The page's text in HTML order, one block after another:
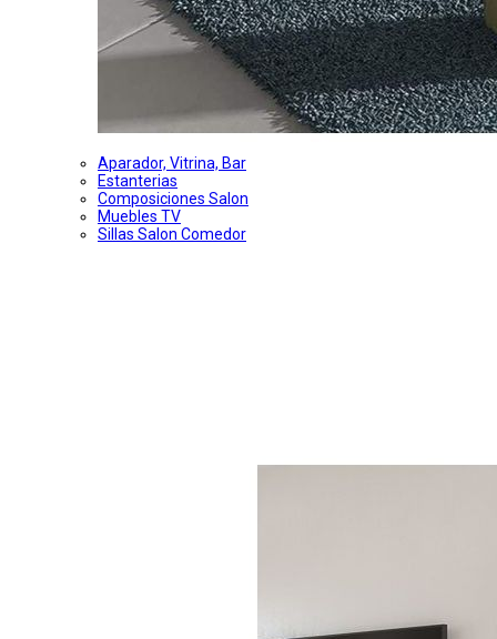
Aparador, Vitrina, Bar
Estanterias
Composiciones Salon
Muebles TV
Sillas Salon Comedor